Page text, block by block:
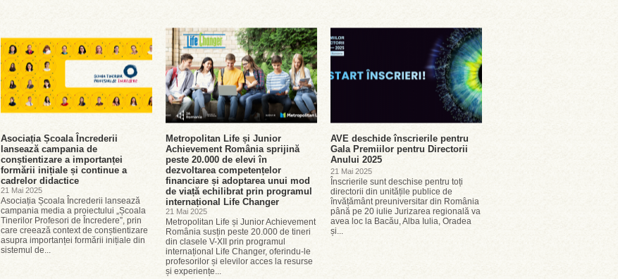
Asociația Școala Încrederii
lansează campania de
conștientizare a importanței
formării inițiale și continue a
cadrelor didactice
21 Mai 2025
Asociația Școala Încrederii lansează
campania media a proiectului „Școala
Tinerilor Profesori de Încredere”, prin
care creează context de conștientizare
asupra importanței formării inițiale din
sistemul de...
Metropolitan Life și Junior
Achievement România sprijină
peste 20.000 de elevi în
dezvoltarea competențelor
financiare și adoptarea unui mod
de viață echilibrat prin programul
internațional Life Changer
21 Mai 2025
Metropolitan Life și Junior Achievement
România susțin peste 20.000 de tineri
din clasele V-XII prin programul
internațional Life Changer, oferindu-le
profesorilor și elevilor acces la resurse
și experiențe...
AVE deschide înscrierile pentru
Gala Premiilor pentru Directorii
Anului 2025
21 Mai 2025
Înscrierile sunt deschise pentru toți
directorii din unitățile publice de
învățământ preuniversitar din România
până pe 20 iulie Jurizarea regională va
avea loc la Bacău, Alba Iulia, Oradea
și...